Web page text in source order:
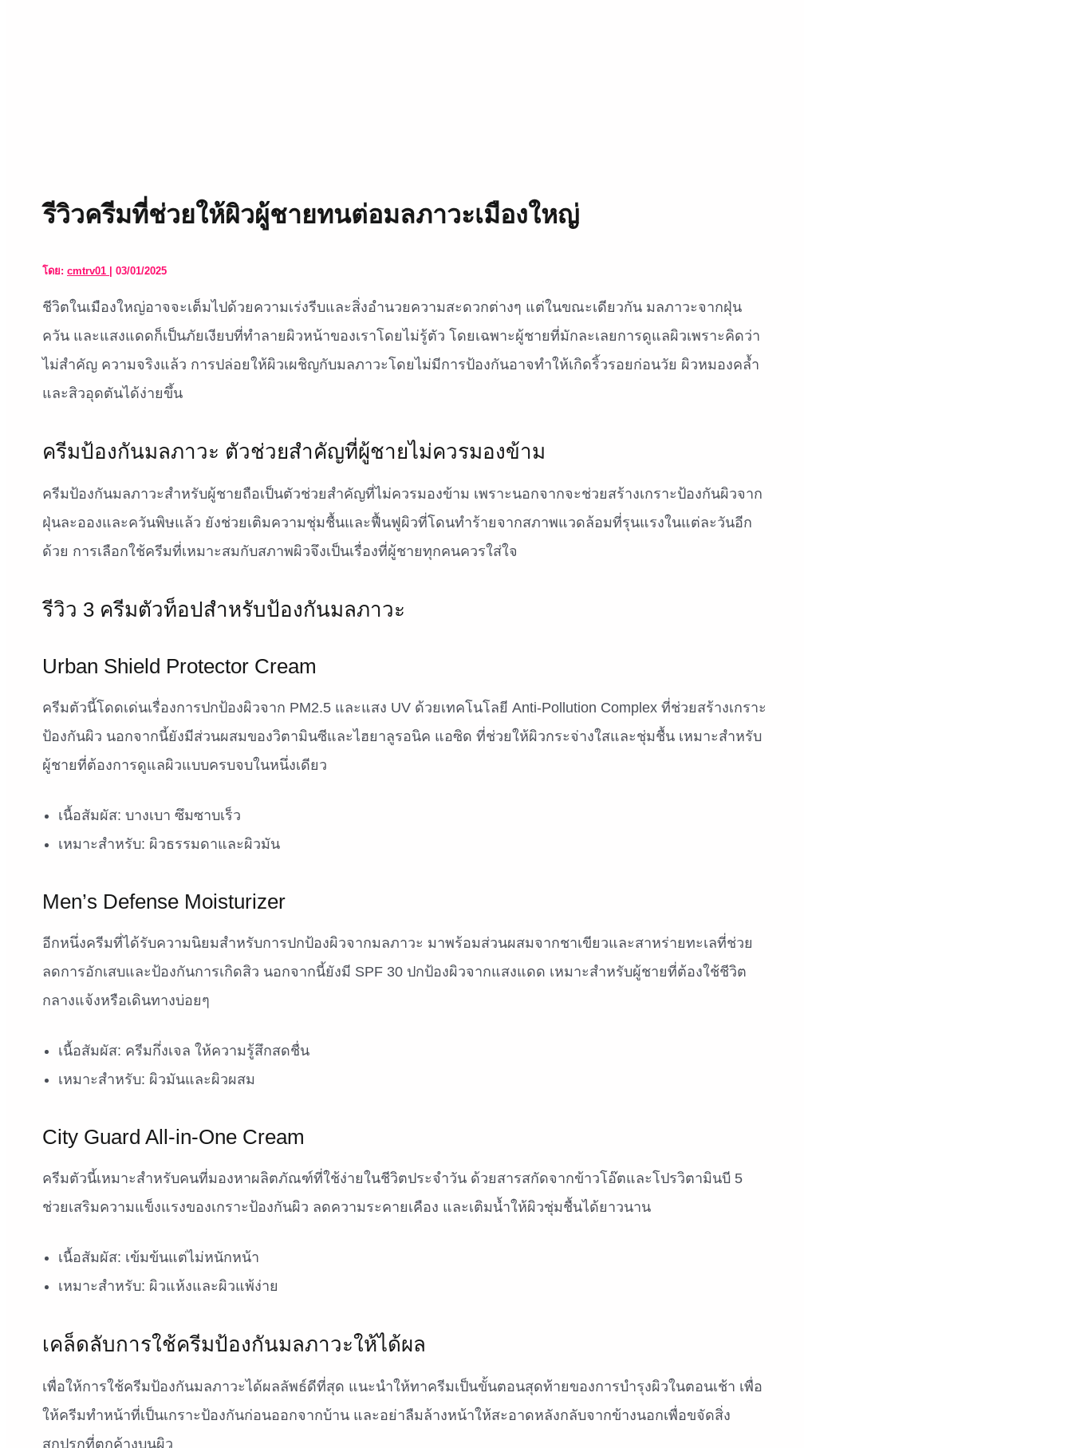
รีวิวครีมที่ช่วยให้ผิวผู้ชายทนต่อมลภาวะเมืองใหญ่
โดย: cmtrv01 03/01/2025
ชีวิตในเมืองใหญ่อาจจะเต็มไปด้วยความเร่งรีบและสิ่งอำนวยความสะดวกต่างๆ แต่ในขณะเดียวกัน มลภาวะจากฝุ่น
ควัน และแสงแดดก็เป็นภัยเงียบที่ทำลายผิวหน้าของเราโดยไม่รู้ตัว โดยเฉพาะผู้ชายที่มักละเลยการดูแลผิวเพราะคิดว่า
ไม่สำคัญ ความจริงแล้ว การปล่อยให้ผิวเผชิญกับมลภาวะโดยไม่มีการป้องกันอาจทำให้เกิดริ้วรอยก่อนวัย ผิวหมองคล้ำ
และสิวอุดตันได้ง่ายขึ้น
ครีมป้องกันมลภาวะ ตัวช่วยสำคัญที่ผู้ชายไม่ควรมองข้าม
ครีมป้องกันมลภาวะสำหรับผู้ชายถือเป็นตัวช่วยสำคัญที่ไม่ควรมองข้าม เพราะนอกจากจะช่วยสร้างเกราะป้องกันผิวจาก
ฝุ่นละอองและควันพิษแล้ว ยังช่วยเติมความชุ่มชื้นและฟื้นฟูผิวที่โดนทำร้ายจากสภาพแวดล้อมที่รุนแรงในแต่ละวันอีก
ด้วย การเลือกใช้ครีมที่เหมาะสมกับสภาพผิวจึงเป็นเรื่องที่ผู้ชายทุกคนควรใส่ใจ
รีวิว 3 ครีมตัวท็อปสำหรับป้องกันมลภาวะ
Urban Shield Protector Cream
ครีมตัวนี้โดดเด่นเรื่องการปกป้องผิวจาก PM2.5 และแสง UV ด้วยเทคโนโลยี Anti-Pollution Complex ที่ช่วยสร้างเกราะ
ป้องกันผิว นอกจากนี้ยังมีส่วนผสมของวิตามินซีและไฮยาลูรอนิค แอซิด ที่ช่วยให้ผิวกระจ่างใสและชุ่มชื้น เหมาะสำหรับ
ผู้ชายที่ต้องการดูแลผิวแบบครบจบในหนึ่งเดียว
เนื้อสัมผัส: บางเบา ซึมซาบเร็ว
เหมาะสำหรับ: ผิวธรรมดาและผิวมัน
Men’s Defense Moisturizer
อีกหนึ่งครีมที่ได้รับความนิยมสำหรับการปกป้องผิวจากมลภาวะ มาพร้อมส่วนผสมจากชาเขียวและสาหร่ายทะเลที่ช่วย
ลดการอักเสบและป้องกันการเกิดสิว นอกจากนี้ยังมี SPF 30 ปกป้องผิวจากแสงแดด เหมาะสำหรับผู้ชายที่ต้องใช้ชีวิต
กลางแจ้งหรือเดินทางบ่อยๆ
เนื้อสัมผัส: ครีมกึ่งเจล ให้ความรู้สึกสดชื่น
เหมาะสำหรับ: ผิวมันและผิวผสม
City Guard All-in-One Cream
ครีมตัวนี้เหมาะสำหรับคนที่มองหาผลิตภัณฑ์ที่ใช้ง่ายในชีวิตประจำวัน ด้วยสารสกัดจากข้าวโอ๊ตและโปรวิตามินบี 5
ช่วยเสริมความแข็งแรงของเกราะป้องกันผิว ลดความระคายเคือง และเติมน้ำให้ผิวชุ่มชื้นได้ยาวนาน
เนื้อสัมผัส: เข้มข้นแต่ไม่หนักหน้า
เหมาะสำหรับ: ผิวแห้งและผิวแพ้ง่าย
เคล็ดลับการใช้ครีมป้องกันมลภาวะให้ได้ผล
เพื่อให้การใช้ครีมป้องกันมลภาวะได้ผลลัพธ์ดีที่สุด แนะนำให้ทาครีมเป็นขั้นตอนสุดท้ายของการบำรุงผิวในตอนเช้า เพื่อ
ให้ครีมทำหน้าที่เป็นเกราะป้องกันก่อนออกจากบ้าน และอย่าลืมล้างหน้าให้สะอาดหลังกลับจากข้างนอกเพื่อขจัดสิ่ง
สกปรกที่ตกค้างบนผิว